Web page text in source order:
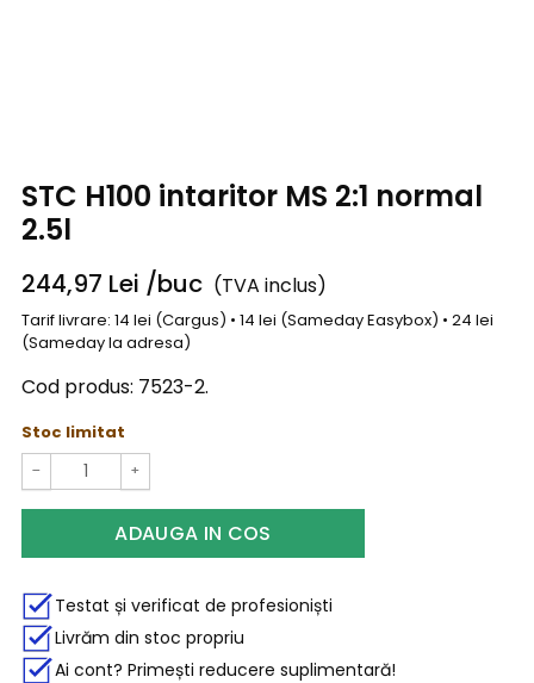
STC H100 intaritor MS 2:1 normal
2.5l
244,97 Lei /buc (TVA inclus)
Tarif livrare: 14 lei (Cargus) • 14 lei (Sameday Easybox) • 24 lei
(Sameday la adresa)
Cod produs: 7523-2.
Stoc limitat
− +
ADAUGA IN COS
Testat și verificat de profesioniști
Livrăm din stoc propriu
Ai cont? Primești reducere suplimentară!